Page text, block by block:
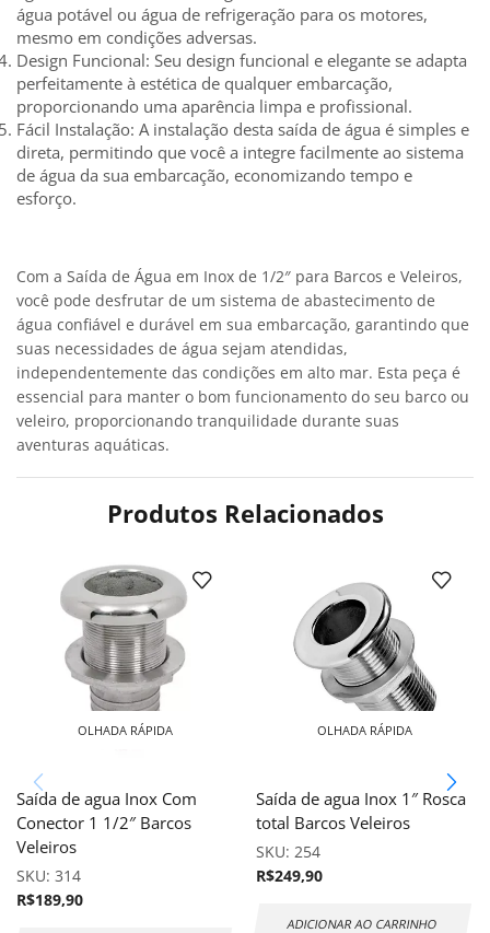
água potável ou água de refrigeração para os motores,
mesmo em condições adversas.
Design Funcional: Seu design funcional e elegante se adapta
perfeitamente à estética de qualquer embarcação,
proporcionando uma aparência limpa e profissional.
Fácil Instalação: A instalação desta saída de água é simples e
direta, permitindo que você a integre facilmente ao sistema
de água da sua embarcação, economizando tempo e
esforço.
Com a Saída de Água em Inox de 1/2″ para Barcos e Veleiros,
você pode desfrutar de um sistema de abastecimento de
água confiável e durável em sua embarcação, garantindo que
suas necessidades de água sejam atendidas,
independentemente das condições em alto mar. Esta peça é
essencial para manter o bom funcionamento do seu barco ou
veleiro, proporcionando tranquilidade durante suas
aventuras aquáticas.
Produtos Relacionados
OLHADA RÁPIDA
Saída de agua Inox Com
Conector 1 1/2″ Barcos
Veleiros
SKU: 314
R$189,90
OLHADA RÁPIDA
Saída de agua Inox 1″ Rosca
total Barcos Veleiros
SKU: 254
R$249,90
ADICIONAR AO CARRINHO